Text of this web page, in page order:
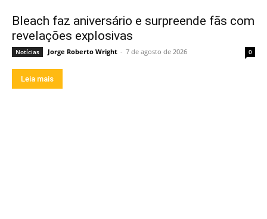
Bleach faz aniversário e surpreende fãs com
revelações explosivas
Notícias Jorge Roberto Wright - 7 de agosto de 2026 0
Leia mais